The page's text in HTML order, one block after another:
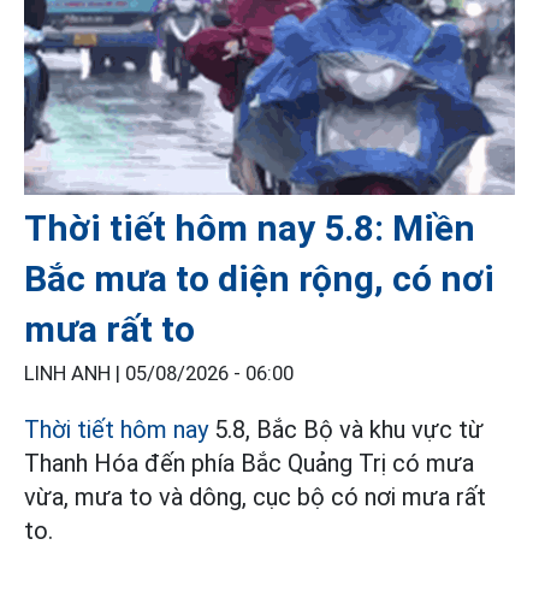
Thời tiết hôm nay 5.8: Miền
Bắc mưa to diện rộng, có nơi
mưa rất to
LINH ANH | 05/08/2026 - 06:00
Thời tiết hôm nay5.8, Bắc Bộ và khu vực từ
Thanh Hóa đến phía Bắc Quảng Trị có mưa
vừa, mưa to và dông, cục bộ có nơi mưa rất
to.